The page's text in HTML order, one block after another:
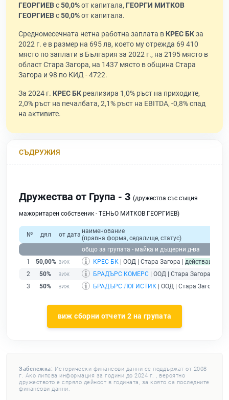
ГЕОРГИЕВс50,0%от капитала, ГЕОРГИ МИТКОВ
ГЕОРГИЕВс50,0%от капитала.
Средномесечната нетна работна заплата в КРЕС БКза
2022 г. е в размер на 695 лв, което му отрежда 69 410
място по заплати в България за 2022 г., на 2195 място в
област Стара Загора, на 1437 място в община Стара
Загора и 98 по КИД - 4722.
За 2024 г. КРЕС БК реализира 1,0% ръст на приходите,
2,0% ръст на печалбата, 2,1% ръст на EBITDA, -0,8% спад
на активите.
СЪДРУЖИЯ
Дружества от Група - 3 (дружества със същия
мажоритарен собственик - ТЕНЬО МИТКОВ ГЕОРГИЕВ)
№ дял от дата наименование
(правна форма, седалище, статус)
общо за групата - майка и дъщерни д-ва
1
50,00% КРЕС БК | ООД | Стара Загора | действащ
2
50% БРАДЪРС КОМЕРС | ООД | Стара Загора |
3
50% БРАДЪРС ЛОГИСТИК | ООД | Стара Загора |
виж сборни отчети 2 на групата
Забележка: Исторически финансови данни се поддържат от 2008
г. Ако липсва информация за години до 2024 г. , вероятно
дружеството е спряло дейност в годината, за която са последните
финансови данни.